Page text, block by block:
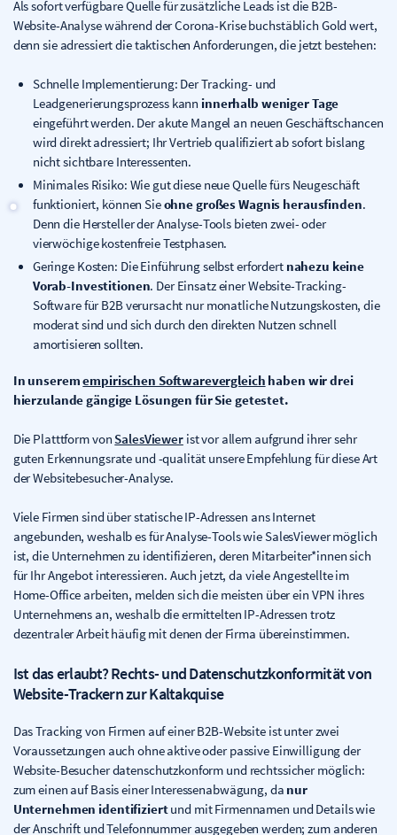
Als sofort verfügbare Quelle für zusätzliche Leads ist die B2B-
Website-Analyse während der Corona-Krise buchstäblich Gold wert,
denn sie adressiert die taktischen Anforderungen, die jetzt bestehen:
Schnelle Implementierung: Der Tracking- und
Leadgenerierungsprozess kann innerhalb weniger Tage
eingeführt werden. Der akute Mangel an neuen Geschäftschancen
wird direkt adressiert; Ihr Vertrieb qualifiziert ab sofort bislang
nicht sichtbare Interessenten.
Minimales Risiko: Wie gut diese neue Quelle fürs Neugeschäft
funktioniert, können Sieohne großes Wagnis herausfinden.
Denn die Hersteller der Analyse-Tools bieten zwei- oder
vierwöchige kostenfreie Testphasen.
Geringe Kosten: Die Einführung selbst erfordert nahezu keine
Vorab-Investitionen. Der Einsatz einer Website-Tracking-
Software für B2B verursacht nur monatliche Nutzungskosten, die
moderat sind und sich durch den direkten Nutzen schnell
amortisieren sollten.
In unseremempirischen Softwarevergleich haben wir drei
hierzulande gängige Lösungen für Sie getestet.
Die Platttform von SalesViewerist vor allem aufgrund ihrer sehr
guten Erkennungsrate und -qualität unsere Empfehlung für diese Art
der Websitebesucher-Analyse.
Viele Firmen sind über statische IP-Adressen ans Internet
angebunden, weshalb es für Analyse-Tools wie SalesViewer möglich
ist, die Unternehmen zu identifizieren, deren Mitarbeiter*innen sich
für Ihr Angebot interessieren. Auch jetzt, da viele Angestellte im
Home-Office arbeiten, melden sich die meisten über ein VPN ihres
Unternehmens an, weshalb die ermittelten IP-Adressen trotz
dezentraler Arbeit häufig mit denen der Firma übereinstimmen.
Ist das erlaubt? Rechts- und Datenschutzkonformität von
Website-Trackern zur Kaltakquise
Das Tracking von Firmen auf einer B2B-Website ist unter zwei
Voraussetzungen auch ohne aktive oder passive Einwilligung der
Website-Besucher datenschutzkonform und rechtssicher möglich:
zum einen auf Basis einer Interessenabwägung, da nur
Unternehmen identifiziertund mit Firmennamen und Details wie
der Anschrift und Telefonnummer ausgegeben werden; zum anderen